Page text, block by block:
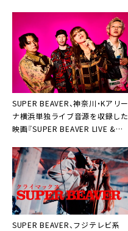
SUPER BEAVER、神奈川・Kアリー
ナ横浜単独ライブ音源を収録した
映画『SUPER BEAVER LIVE &
ラ配信決定
SUPER BEAVER、フジテレビ系